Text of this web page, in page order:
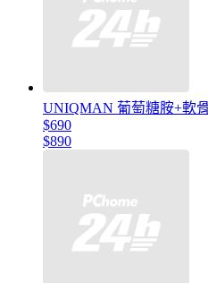
UNIQMAN 葡萄糖胺+軟
$690
$890